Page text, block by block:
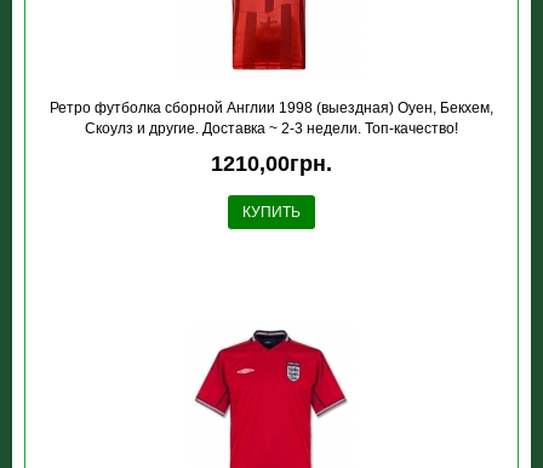
Ретро футболка сборной Англии 1998 (выездная) Оуен, Бекхем,
Скоулз и другие. Доставка ~ 2-3 недели. Топ-качество!
1210,00грн.
КУПИТЬ